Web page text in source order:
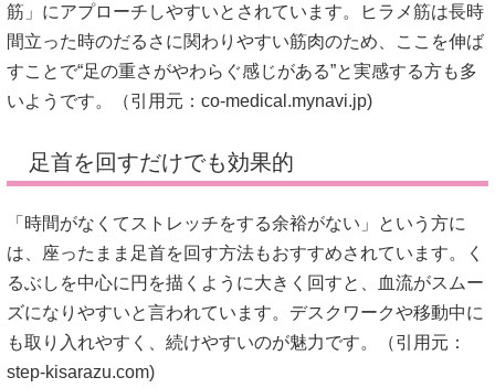
筋」にアプローチしやすいとされています。ヒラメ筋は長時
間立った時のだるさに関わりやすい筋肉のため、ここを伸ば
すことで“足の重さがやわらぐ感じがある”と実感する方も多
いようです。（引用元： co-medical.mynavi.jp)
足首を回すだけでも効果的
「時間がなくてストレッチをする余裕がない」という方に
は、座ったまま足首を回す方法もおすすめされています。く
るぶしを中心に円を描くように大きく回すと、血流がスムー
ズになりやすいと言われています。デスクワークや移動中に
も取り入れやすく、続けやすいのが魅力です。（引用元：
step-kisarazu.com)